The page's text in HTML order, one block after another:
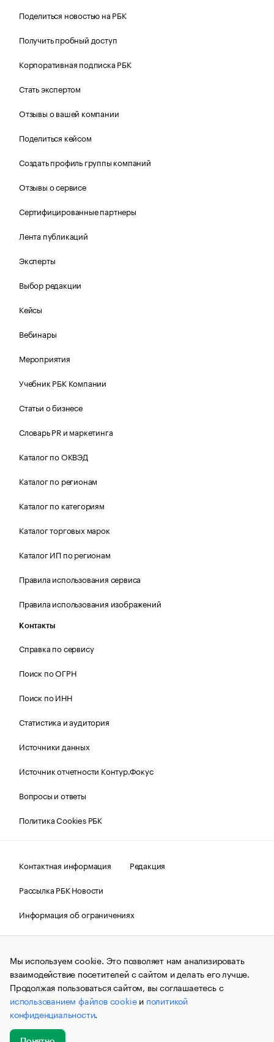
Поделиться новостью на РБК
Получить пробный доступ
Корпоративная подписка РБК
Стать экспертом
Отзывы о вашей компании
Поделиться кейсом
Создать профиль группы компаний
Отзывы о сервисе
Сертифицированные партнеры
Лента публикаций
Эксперты
Выбор редакции
Кейсы
Вебинары
Мероприятия
Учебник РБК Компании
Статьи о бизнесе
Словарь PR и маркетинга
Каталог по ОКВЭД
Каталог по регионам
Каталог по категориям
Каталог торговых марок
Каталог ИП по регионам
Правила использования сервиса
Правила использования изображений
Контакты
Справка по сервису
Поиск по ОГРН
Поиск по ИНН
Статистика и аудитория
Источники данных
Источник отчетности Контур.Фокус
Вопросы и ответы
Политика Cookies РБК
Контактная информация
Редакция
Рассылка РБК Новости
Информация об ограничениях
Правовая информация
О соблюдении авторских прав
© АО «РОСБИЗНЕСКОНСАЛТИНГ»,1995–2026.Сообщения
и материалы информационного агентства «РБК»
(зарегистрировано Федеральной службой по надзору в сфере
связи, информационных технологий и массовых
коммуникаций (Роскомнадзор) 09.12.2015 за номером ИА
№ФС77-63848) сопровождаются пометкой «РБК». Отдельные
публикации могут содержать информацию,
не предназначенную для пользователей
Мы используем cookie. Это позволяет нам анализировать
взаимодействие посетителей с сайтом и делать его лучше.
Продолжая пользоваться сайтом, вы соглашаетесь с
использованием файлов cookieи политикой
конфиденциальности.